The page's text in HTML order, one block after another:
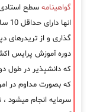
گواهینامه
گذاری و از تریدرهای
دوره آموزش پرایس
که دانشپذیر در طول
که بصورت مداوم در
سرمایه انجام میشود ،